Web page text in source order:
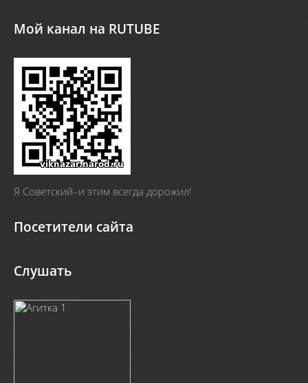
Мой канал на RUTUBE
Я Cоветский–и этим всегда дорожил!
Посетители сайта
Слушать